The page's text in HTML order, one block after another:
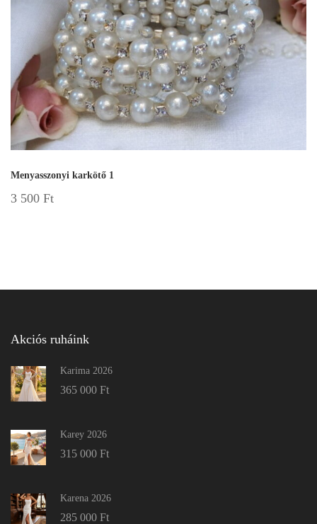
Menyasszonyi karkötő 1
3 500 Ft
Akciós ruháink
Karima 2026
365 000 Ft
Karey 2026
315 000 Ft
Karena 2026
285 000 Ft